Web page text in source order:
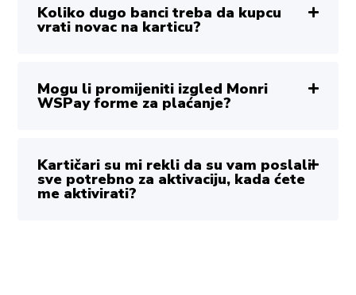
Koliko dugo banci treba da kupcu
vrati novac na karticu?
Mogu li promijeniti izgled Monri
WSPay forme za plaćanje?
Kartičari su mi rekli da su vam poslali
sve potrebno za aktivaciju, kada ćete
me aktivirati?